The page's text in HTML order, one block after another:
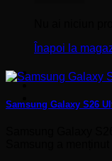
Înapoi la
Samsung Galaxy S26